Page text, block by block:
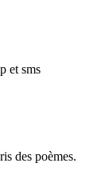
et sms
des poèmes.